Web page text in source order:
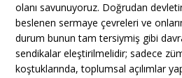
olanı savunuyoruz. Doğrudan
beslenen sermaye çevreleri ve
durum bunun tam tersiymiş gibi
sendikalar eleştirilmelidir; sadece
koştuklarında, toplumsal açılımlar